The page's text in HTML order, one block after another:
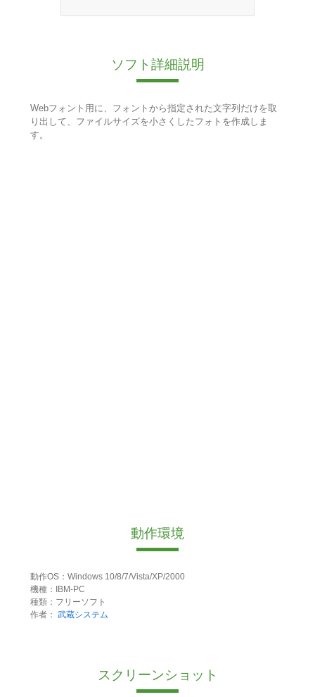
ソフト詳細説明
Webフォント用に、フォントから指定された文字列だけを取
り出して、ファイルサイズを小さくしたフォトを作成しま
す。
動作環境
動作OS：Windows 10/8/7/Vista/XP/2000
機種：IBM-PC
種類：フリーソフト
作者： 武蔵システム
スクリーンショット